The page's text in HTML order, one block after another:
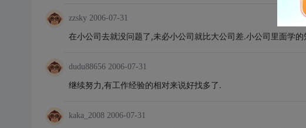
zzsky 2006-07-31
在小公司去就没问题了,未必小公司就比大公司差.小公司里面学
dudu88656 2006-07-31
继续努力,有工作经验的相对来说好找多了.
kaka_2008 2006-07-31